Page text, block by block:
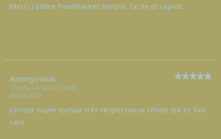
Merci j'adore Fioulmarket simple, facile et rapide.
Anonymous
Crespy-Le-Neuf (10500)
04/10/2018
Livreur super sympa très respectueux chose qui se fait
rare